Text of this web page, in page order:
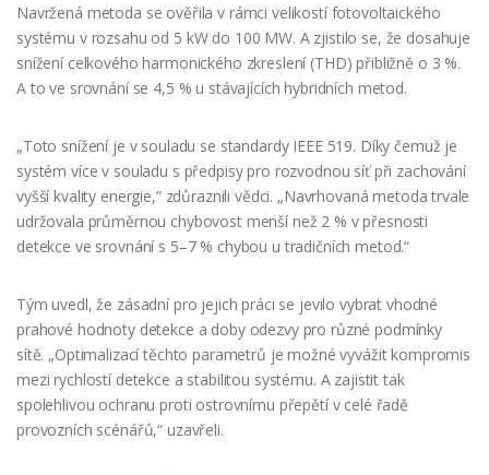
Navržená metoda se ověřila v rámci velikostí fotovoltaického
systému v rozsahu od 5 kW do 100 MW. A zjistilo se, že dosahuje
snížení celkového harmonického zkreslení (THD) přibližně o 3 %.
A to ve srovnání se 4,5 % u stávajících hybridních metod.
„Toto snížení je v souladu se standardy IEEE 519. Díky čemuž je
systém více v souladu s předpisy pro rozvodnou síť při zachování
vyšší kvality energie,“ zdůraznili vědci. „Navrhovaná metoda trvale
udržovala průměrnou chybovost menší než 2 % v přesnosti
detekce ve srovnání s 5–7 % chybou u tradičních metod.“
Tým uvedl, že zásadní pro jejich práci se jevilo vybrat vhodné
prahové hodnoty detekce a doby odezvy pro různé podmínky
sítě. „Optimalizací těchto parametrů je možné vyvážit kompromis
mezi rychlostí detekce a stabilitou systému. A zajistit tak
spolehlivou ochranu proti ostrovnímu přepětí v celé řadě
provozních scénářů,“ uzavřeli.